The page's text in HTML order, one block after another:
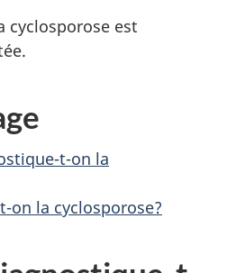
cyclosporose est
t-on la
on la cyclosporose?